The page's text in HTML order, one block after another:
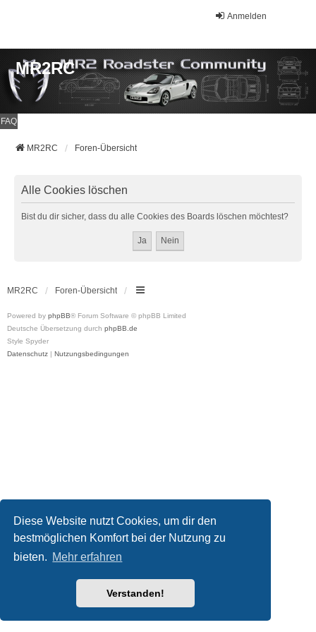
Diese Website nutzt Cookies, um dir den
bestmöglichen Komfort bei der Nutzung zu
bieten. Mehr erfahren
Verstanden!
Anmelden
MR2RC
FAQ
MR2RC Foren-Übersicht
Alle Cookies löschen
Bist du dir sicher, dass du alle Cookies des Boards löschen möchtest?
MR2RC Foren-Übersicht
Powered by phpBB® Forum Software © phpBB Limited
Deutsche Übersetzung durch phpBB.de
Style Spyder
Datenschutz | Nutzungsbedingungen